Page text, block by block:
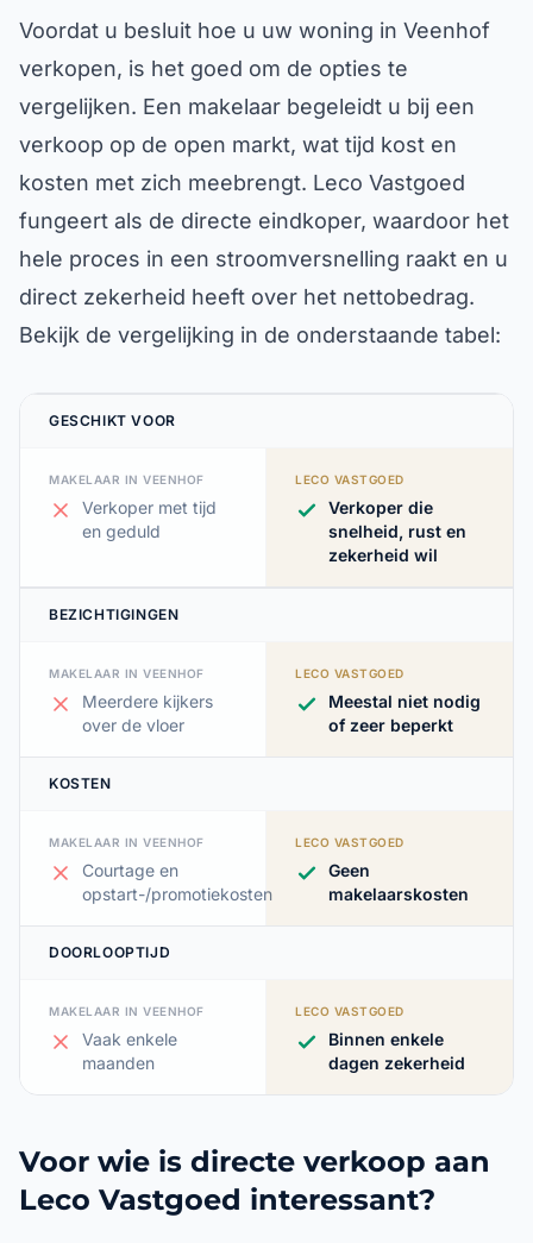
Voordat u besluit hoe u uw woning in Veenhof
verkopen, is het goed om de opties te
vergelijken. Een makelaar begeleidt u bij een
verkoop op de open markt, wat tijd kost en
kosten met zich meebrengt. Leco Vastgoed
fungeert als de directe eindkoper, waardoor het
hele proces in een stroomversnelling raakt en u
direct zekerheid heeft over het nettobedrag.
Bekijk de vergelijking in de onderstaande tabel:
GESCHIKT VOOR
MAKELAAR IN VEENHOF
Verkoper met tijd
en geduld
LECO VASTGOED
Verkoper die
snelheid, rust en
zekerheid wil
BEZICHTIGINGEN
MAKELAAR IN VEENHOF
Meerdere kijkers
over de vloer
LECO VASTGOED
Meestal niet nodig
of zeer beperkt
KOSTEN
MAKELAAR IN VEENHOF
Courtage en
opstart-/promotiekosten
LECO VASTGOED
Geen
makelaarskosten
DOORLOOPTIJD
MAKELAAR IN VEENHOF
Vaak enkele
maanden
LECO VASTGOED
Binnen enkele
dagen zekerheid
Voor wie is directe verkoop aan
Leco Vastgoed interessant?